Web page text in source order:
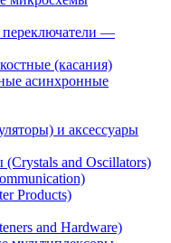
—
(касания)
асинхронные
и аксессуары
and Oscillators)
Products)
and Hardware)